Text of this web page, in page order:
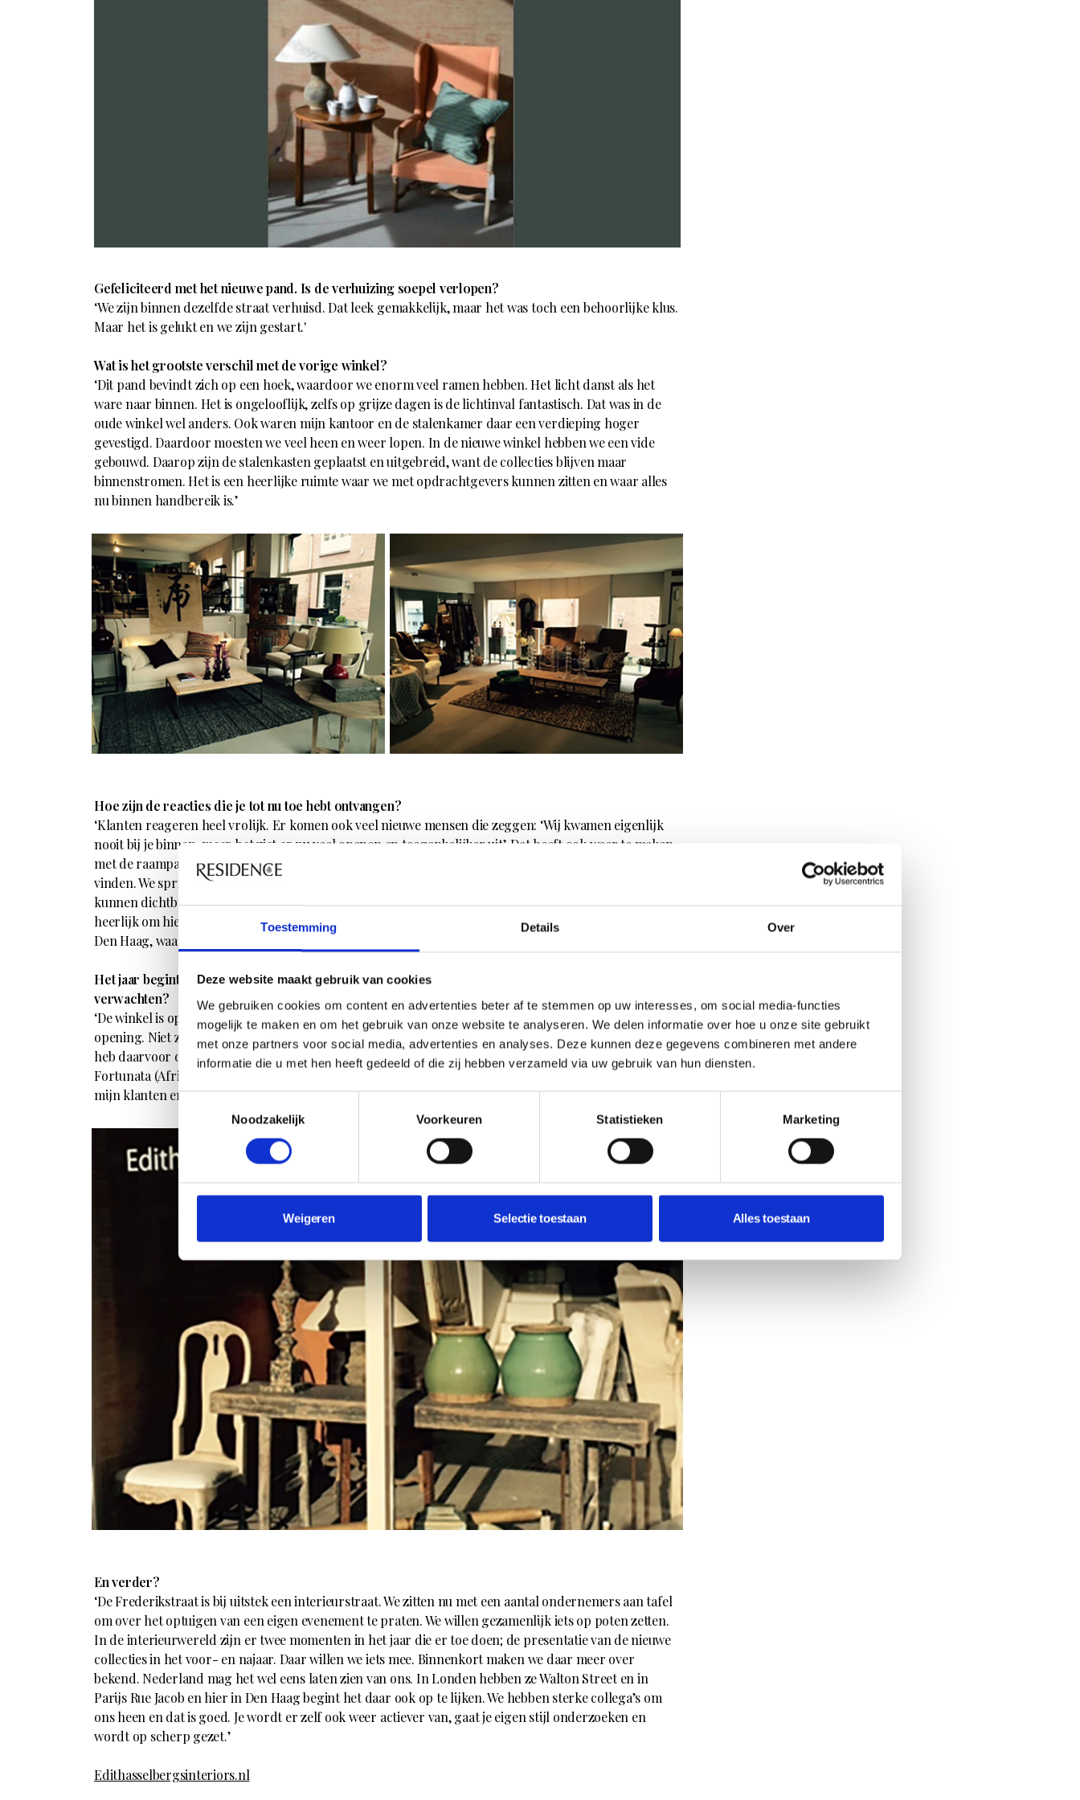
Toestemming Details Over
Deze website maakt gebruik van cookies
We gebruiken cookies om content en advertenties beter af te stemmen op uw interesses, om social media-functies
mogelijk te maken en om het gebruik van onze website te analyseren. We delen informatie over hoe u onze site gebruikt
met onze partners voor social media, advertenties en analyses. Deze kunnen deze gegevens combineren met andere
informatie die u met hen heeft gedeeld of die zij hebben verzameld via uw gebruik van hun diensten.
Toestemmingsselectie
Noodzakelijk
Voorkeuren Statistieken Marketing
Weigeren Selectie toestaan Alles toestaan
Gefeliciteerd met het nieuwe pand. Is de verhuizing soepel verlopen?
‘We zijn binnen dezelfde straat verhuisd. Dat leek gemakkelijk, maar het was toch een behoorlijke klus.
Maar het is gelukt en we zijn gestart.'
Wat is het grootste verschil met de vorige winkel?
‘Dit pand bevindt zich op een hoek, waardoor we enorm veel ramen hebben. Het licht danst als het
ware naar binnen. Het is ongelooflijk, zelfs op grijze dagen is de lichtinval fantastisch. Dat was in de
oude winkel wel anders. Ook waren mijn kantoor en de stalenkamer daar een verdieping hoger
gevestigd. Daardoor moesten we veel heen en weer lopen. In de nieuwe winkel hebben we een vide
gebouwd. Daarop zijn de stalenkasten geplaatst en uitgebreid, want de collecties blijven maar
binnenstromen. Het is een heerlijke ruimte waar we met opdrachtgevers kunnen zitten en waar alles
nu binnen handbereik is.’
Hoe zijn de reacties die je tot nu toe hebt ontvangen?
‘Klanten reageren heel vrolijk. Er komen ook veel nieuwe mensen die zeggen: ‘Wij kwamen eigenlijk
nooit bij je binnen, maar het ziet er nu veel openen en toegankelijker uit’. Dat heeft ook weer te maken
met de raampartijen. Onze uitstraling is daardoor minder hoogdrempelig en we zijn makkelijker te
vinden. We springen er nu echt uit. Onze nieuwe locatie is ook makkelijker aan te rijden en klanten
kunnen dichtbij parkeren. Zelf sta ik overigens ook echt te juichen. Ik ben stikblij met deze plek, het is
heerlijk om hier te zitten. Ik ben heel blij dat ik dit heb gevonden in mijn straatje, de Frederikstraat in
Den Haag, waar ook veel andere interieurzaken zijn gevestigd.'
Het jaar begint goed met de opening van een nieuwe winkel. Wat kunnen we nog meer van je
verwachten?
‘De winkel is open in de zin van dat de deur weer openstaat. Maar in april komt er nog een grote
opening. Niet zomaar met een glaasje champagne, we willen daar een heel evenement van maken. Ik
heb daarvoor onder andere Männy Berger van Trōve (kelims) en Jacomien van Haersma Buma van
Fortunata (Afrikaanse objecten en kunst) uitgenodigd. Het wordt een feestelijke happening voor al
mijn klanten en andere genodigden.’
En verder?
‘De Frederikstraat is bij uitstek een interieurstraat. We zitten nu met een aantal ondernemers aan tafel
om over het optuigen van een eigen evenement te praten. We willen gezamenlijk iets op poten zetten.
In de interieurwereld zijn er twee momenten in het jaar die er toe doen; de presentatie van de nieuwe
collecties in het voor- en najaar. Daar willen we iets mee. Binnenkort maken we daar meer over
bekend. Nederland mag het wel eens laten zien van ons. In Londen hebben ze Walton Street en in
Parijs Rue Jacob en hier in Den Haag begint het daar ook op te lijken. We hebben sterke collega’s om
ons heen en dat is goed. Je wordt er zelf ook weer actiever van, gaat je eigen stijl onderzoeken en
wordt op scherp gezet.’
Edithasselbergsinteriors.nl